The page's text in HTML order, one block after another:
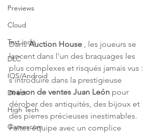
Previews
Cloud
Test indé
DLC
IOS/Android
Direct
High Tech
Gamescom
Dans Auction House , les joueurs se
lancent dans l'un des braquages ​​les
plus complexes et risqués jamais vus :
s'introduire dans la prestigieuse
maison de ventes Juan León pour
dérober des antiquités, des bijoux et
des pierres précieuses inestimables.
Faites équipe avec un complice